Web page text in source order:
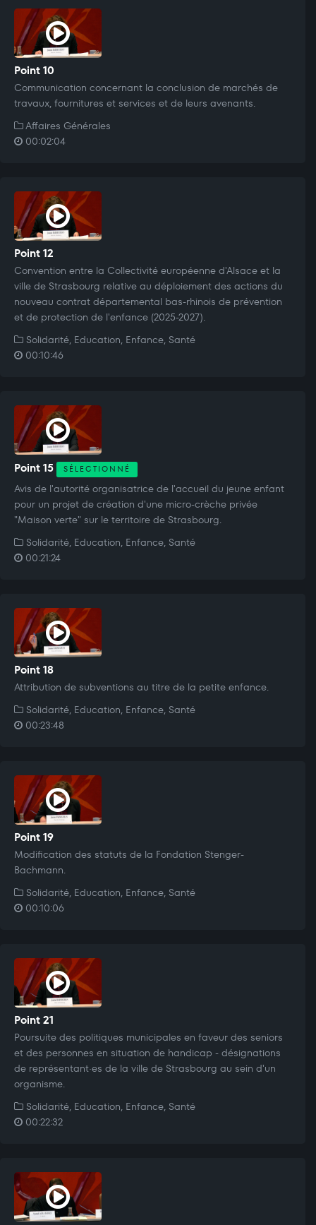
Point 10
Communication concernant la conclusion de marchés de
travaux, fournitures et services et de leurs avenants.
Affaires Générales
00:02:04
Point 12
Convention entre la Collectivité européenne d'Alsace et la
ville de Strasbourg relative au déploiement des actions du
nouveau contrat départemental bas-rhinois de prévention
et de protection de l'enfance (2025-2027).
Solidarité, Education, Enfance, Santé
00:10:46
Point 15 SÉLECTIONNÉ
Avis de l'autorité organisatrice de l'accueil du jeune enfant
pour un projet de création d'une micro-crèche privée
"Maison verte" sur le territoire de Strasbourg.
Solidarité, Education, Enfance, Santé
00:21:24
Point 18
Attribution de subventions au titre de la petite enfance.
Solidarité, Education, Enfance, Santé
00:23:48
Point 19
Modification des statuts de la Fondation Stenger-
Bachmann.
Solidarité, Education, Enfance, Santé
00:10:06
Point 21
Poursuite des politiques municipales en faveur des seniors
et des personnes en situation de handicap - désignations
de représentant·es de la ville de Strasbourg au sein d'un
organisme.
Solidarité, Education, Enfance, Santé
00:22:32